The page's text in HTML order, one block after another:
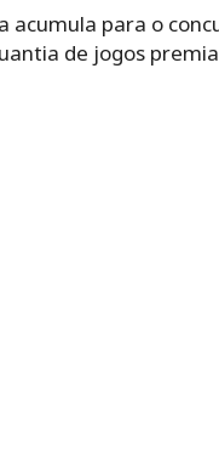
acumula para o
de jogos